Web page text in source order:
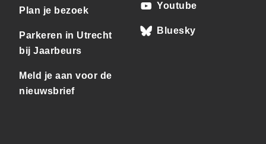
Plan je bezoek
Parkeren in Utrecht
bij Jaarbeurs
Meld je aan voor de
nieuwsbrief
Youtube
Bluesky